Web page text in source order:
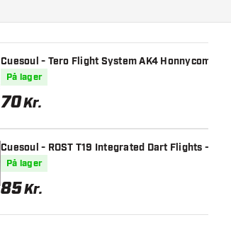
Cuesoul - Tero Flight System AK4 Honnycombs
På lager
70Kr.
Cuesoul - ROST T19 Integrated Dart Flights -
På lager
85Kr.